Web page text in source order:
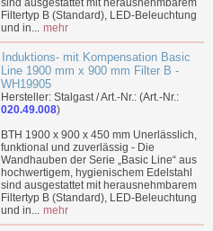
sind ausgestattet mit herausnehmbarem
Filtertyp B (Standard), LED-Beleuchtung
und in... mehr
Induktions- mit Kompensation Basic
Line 1900 mm x 900 mm Filter B -
WH19905
Hersteller: Stalgast / Art.-Nr.: (Art.-Nr.:
020.49.008)
BTH 1900 x 900 x 450 mm Unerlässlich,
funktional und zuverlässig - Die
Wandhauben der Serie „Basic Line“ aus
hochwertigem, hygienischem Edelstahl
sind ausgestattet mit herausnehmbarem
Filtertyp B (Standard), LED-Beleuchtung
und in... mehr